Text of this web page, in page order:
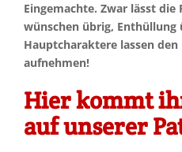
Eingemachte. Zwar lässt
wünschen übrig, Enthüllung
Hauptcharaktere lassen
aufnehmen!
Hier kommt
auf unserer